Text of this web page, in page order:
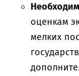
оценкам
мелких